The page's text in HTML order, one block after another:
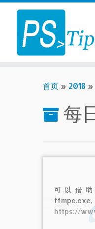
Skip
content
首页 » 2018 »
每
可以借
https://